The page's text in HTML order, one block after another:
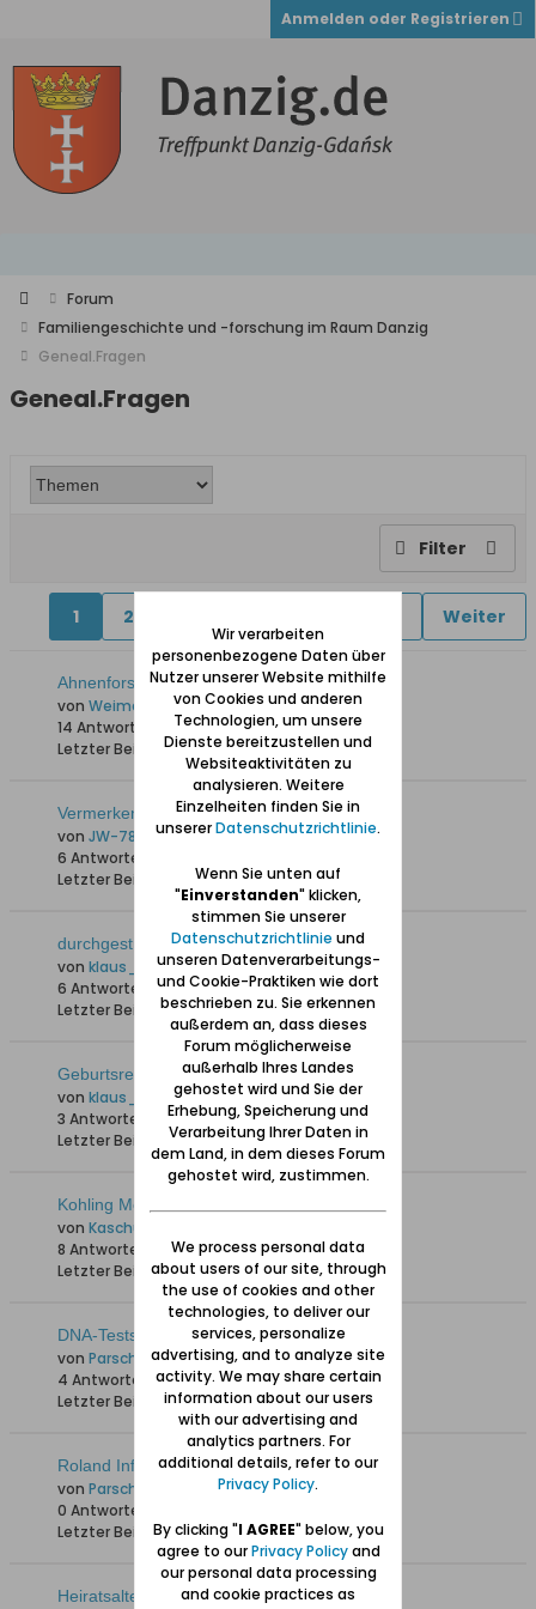
Anmelden oder Registrieren
Forum
Familiengeschichte und -forschung im Raum Danzig
Geneal.Fragen
Geneal.Fragen
Filter
1 2 Weiter
Ahnenforschung und KI
von Weimaraner
14 Antworten
419 Hits0 Likes
Letzter Beitrag29.03.2026, 16:44
Vermerken auf HOK DÄ-FL u.a.
von JW-78
6 Antworten
Letzter Beitrag
17.11.2025, 21:28
durchgestrichene Heimatortskarteiblätter
von klaus_skibowski
6 Antworten
2.780 Hits0 Likes
Letzter Beitrag11.08.2025, 19:49
Geburtsregister ab 1920
von klaus_skibowski
3 Antworten
1.710 Hits0 Likes
Letzter Beitrag
27.07.2025, 16:27
Kohling Melderegister
von Kaschube Peter
8 Antworten
2.571 Hits0 Likes
Letzter Beitrag28.05.2025, 16:30
DNA-Tests - Das Geschäft mit den Genen
von ParschauWossitz
4 Antworten
1.845 Hits0 Likes
Letzter Beitrag28.05.2025, 07:04
Roland Info Grafiken
von ParschauWossitz
0 Antworten
Letzter Beitrag 01.05.2025, 09:47
Heiratsalter zu Beginn des 19. Jahrhunderts
Wir verarbeiten
personenbezogene Daten über
Nutzer unserer Website mithilfe
von Cookies und anderen
Technologien, um unsere
Dienste bereitzustellen und
Websiteaktivitäten zu
analysieren. Weitere
Einzelheiten finden Sie in
unsererDatenschutzrichtlinie.
Wenn Sie unten auf
"Einverstanden" klicken,
stimmen Sie unserer
Datenschutzrichtlinie und
unseren Datenverarbeitungs-
und Cookie-Praktiken wie dort
beschrieben zu. Sie erkennen
außerdem an, dass dieses
Forum möglicherweise
außerhalb Ihres Landes
gehostet wird und Sie der
Erhebung, Speicherung und
Verarbeitung Ihrer Daten in
dem Land, in dem dieses Forum
gehostet wird, zustimmen.
We process personal data
about users of our site, through
the use of cookies and other
technologies, to deliver our
services, personalize
advertising, and to analyze site
activity. We may share certain
information about our users
with our advertising and
analytics partners. For
additional details, refer to our
Privacy Policy.
By clicking "I AGREE" below, you
agree to ourPrivacy Policyand
our personal data processing
and cookie practices as